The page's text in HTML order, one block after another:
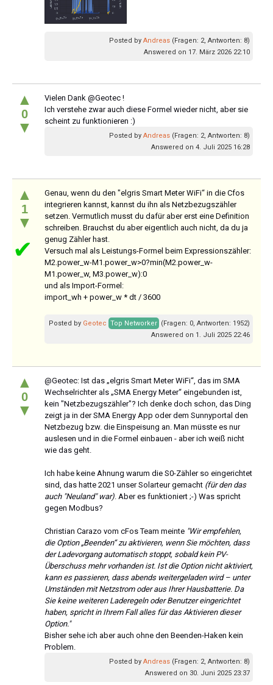
Posted by Andreas (Fragen: 2, Antworten: 8)
Answered on 17. März 2026 22:10
▲
0
▼
Vielen Dank @Geotec !
Ich verstehe zwar auch diese Formel wieder nicht, aber sie
scheint zu funktionieren :)
Posted by Andreas (Fragen: 2, Antworten: 8)
Answered on 4. Juli 2025 16:28
▲
1
▼
✔
Genau, wenn du den "elgris Smart Meter WiFi“ in die Cfos
integrieren kannst, kannst du ihn als Netzbezugszähler
setzen. Vermutlich musst du dafür aber erst eine Definition
schreiben. Brauchst du aber eigentlich auch nicht, da du ja
genug Zähler hast.
Versuch mal als Leistungs-Formel beim Expressionszähler:
M2.power_w-M1.power_w>0?min(M2.power_w-
M1.power_w, M3.power_w):0
und als Import-Formel:
import_wh + power_w * dt / 3600
Posted by Geotec Top Networker (Fragen: 0, Antworten: 1952)
Answered on 1. Juli 2025 22:46
▲
0
▼
@Geotec: Ist das „elgris Smart Meter WiFi“, das im SMA
Wechselrichter als „SMA Energy Meter“ eingebunden ist,
kein "Netzbezugszähler"? Ich denke doch schon, das Ding
zeigt ja in der SMA Energy App oder dem Sunnyportal den
Netzbezug bzw. die Einspeisung an. Man müsste es nur
auslesen und in die Formel einbauen - aber ich weiß nicht
wie das geht.
Ich habe keine Ahnung warum die S0-Zähler so eingerichtet
sind, das hatte 2021 unser Solarteur gemacht (für den das
auch "Neuland" war) . Aber es funktioniert ;-) Was spricht
gegen Modbus?
Christian Carazo vom cFos Team meinte "Wir empfehlen,
die Option „Beenden“ zu aktivieren, wenn Sie möchten, dass
der Ladevorgang automatisch stoppt, sobald kein PV-
Überschuss mehr vorhanden ist. Ist die Option nicht aktiviert,
kann es passieren, dass abends weitergeladen wird – unter
Umständen mit Netzstrom oder aus Ihrer Hausbatterie. Da
Sie keine weiteren Laderegeln oder Benutzer eingerichtet
haben, spricht in Ihrem Fall alles für das Aktivieren dieser
Option."
Bisher sehe ich aber auch ohne den Beenden-Haken kein
Problem.
Posted by Andreas (Fragen: 2, Antworten: 8)
Answered on 30. Juni 2025 23:37